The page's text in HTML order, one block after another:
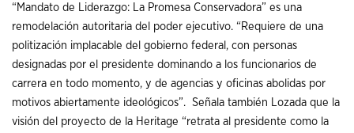
“Mandato de Liderazgo: La Promesa Conservadora” es una
remodelación autoritaria del poder ejecutivo. “Requiere de una
politización implacable del gobierno federal, con personas
designadas por el presidente dominando a los funcionarios de
carrera en todo momento, y de agencias y oficinas abolidas por
motivos abiertamente ideológicos”. Señala también Lozada que la
visión del proyecto de la Heritage “retrata al presidente como la